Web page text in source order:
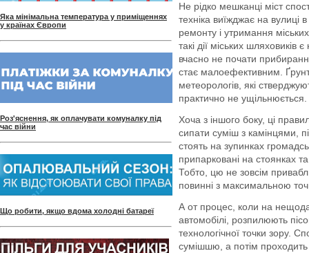
Яка мінімальна температура у приміщеннях
у країнах Європи
Роз'яснення, як оплачувати комуналку під
час війни
Що робити, якщо вдома холодні батареї
Не рідко мешканці міст
техніка виїжджає на вулиці
ремонту і утримання
такі дії міських шляховиків
вчасно не почати
стає малоефективним.
метеорологів, які
практично не ущільнюється.
Хоча з іншого боку, ці
сипати суміш з камінцями,
стоять на зупинках
припарковані на стоянках
Тобто, цю не зовсім
повинні з максимальною
А от процес, коли на
автомобілі, розпилюють
технологічної точки зору.
сумішшю, а потім проходить